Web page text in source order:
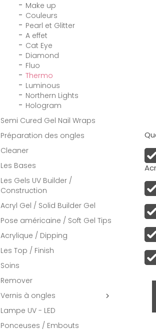
Make up
Couleurs
Pearl et Glitter
A effet
Cat Eye
Diamond
Fluo
Thermo
Luminous
Northern Lights
Hologram
Semi Cured Gel Nail Wraps
Préparation des ongles
Cleaner
Les Bases
Les Gels UV Builder /
Construction
Acryl Gel / Solid Builder Gel
Pose américaine / Soft Gel Tips
Acrylique / Dipping
Les Top / Finish
Soins
Remover
Vernis à ongles

Lampe UV - LED
Ponceuses / Embouts